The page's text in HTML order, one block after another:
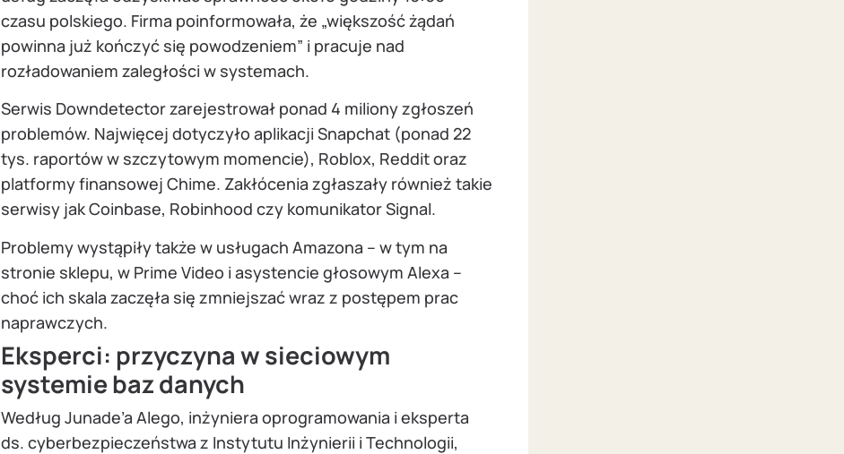
czasu polskiego. Firma poinformowała, że „większość żądań
powinna już kończyć się powodzeniem” i pracuje nad
rozładowaniem zaległości w systemach.
Serwis Downdetector zarejestrował ponad 4 miliony zgłoszeń
problemów. Najwięcej dotyczyło aplikacji Snapchat (ponad 22
tys. raportów w szczytowym momencie), Roblox, Reddit oraz
platformy finansowej Chime. Zakłócenia zgłaszały również takie
serwisy jak Coinbase, Robinhood czy komunikator Signal.
Problemy wystąpiły także w usługach Amazona – w tym na
stronie sklepu, w Prime Video i asystencie głosowym Alexa –
choć ich skala zaczęła się zmniejszać wraz z postępem prac
naprawczych.
Eksperci: przyczyna w sieciowym
systemie baz danych
Według Junade’a Alego, inżyniera oprogramowania i eksperta
ds. cyberbezpieczeństwa z Instytutu Inżynierii i Technologii,